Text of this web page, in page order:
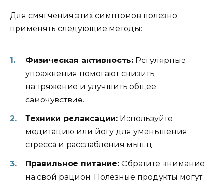
Для смягчения этих симптомов полезно
применять следующие методы:
Физическая активность: Регулярные
упражнения помогают снизить
напряжение и улучшить общее
самочувствие.
Техники релаксации: Используйте
медитацию или йогу для уменьшения
стресса и расслабления мышц.
Правильное питание: Обратите внимание
на свой рацион. Полезные продукты могут